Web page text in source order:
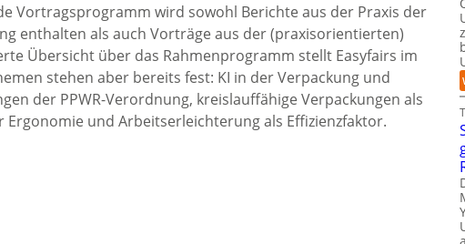
Vortragsprogramm wird sowohl Berichte aus der Praxis der
enthalten als auch Vorträge aus der (praxisorientierten)
Übersicht über das Rahmenprogramm stellt Easyfairs im
stehen aber bereits fest: KI in der Verpackung und
der PPWR-Verordnung, kreislauffähige Verpackungen als
und Arbeitserleichterung als Effizienzfaktor.